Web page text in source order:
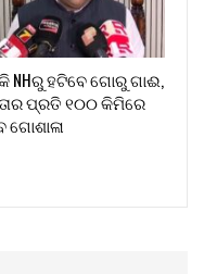
NHରୁ ହଟିବେ ଗୋରୁ ଗାଈ,
ପ୍ରତି ୧୦୦ କିମିରେ
ଗୋଶାଳା